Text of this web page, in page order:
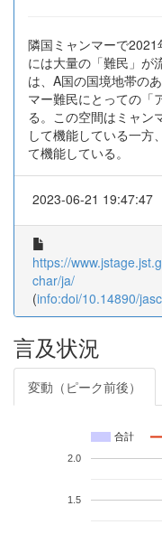
隣国ミャンマーで
には大量の「難民」が
は、A国の国境地帯の
マー難民にとっての「
る。この空間はミャン
して機能している一方
て機能している。
2023-06-21 19:47:47
https://
char/ja/
(info:doi/10.14890/
言及状況
変動（ピーク前後）
合計
1.5
2.0